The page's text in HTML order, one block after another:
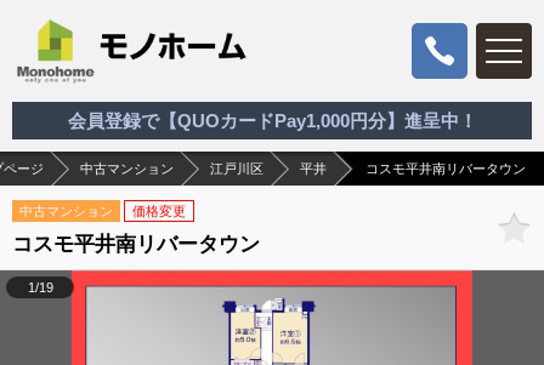
会員登録で【QUOカードPay1,000円分】進呈中！
ページ 中古マンション 江戸川区 平井 コスモ平井南リバータウン
中古マンション 価格変更
コスモ平井南リバータウン
1/19